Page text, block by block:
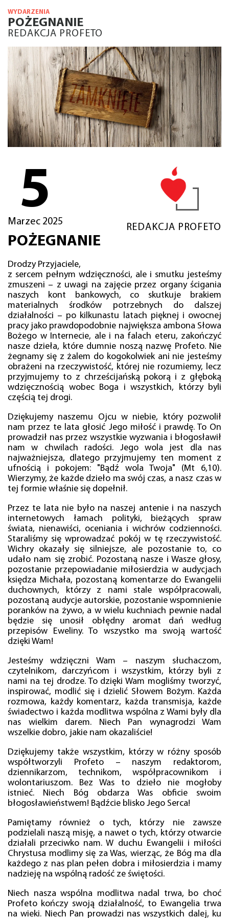
WYDARZENIA
POŻEGNANIE
REDAKCJA PROFETO
5
Marzec 2025
REDAKCJA PROFETO
POŻEGNANIE
Drodzy Przyjaciele,
z sercem pełnym wdzięczności, ale i smutku jesteśmy
zmuszeni – z uwagi na zajęcie przez organy ścigania
naszych kont bankowych, co skutkuje brakiem
materialnych środków potrzebnych do dalszej
działalności – po kilkunastu latach pięknej i owocnej
pracy jako prawdopodobnie największa ambona Słowa
Bożego w Internecie, ale i na falach eteru, zakończyć
nasze dzieła, które dumnie noszą nazwę Profeto. Nie
żegnamy się z żalem do kogokolwiek ani nie jesteśmy
obrażeni na rzeczywistość, której nie rozumiemy, lecz
przyjmujemy to z chrześcijańską pokorą i z głęboką
wdzięcznością wobec Boga i wszystkich, którzy byli
częścią tej drogi.
Dziękujemy naszemu Ojcu w niebie, który pozwolił
nam przez te lata głosić Jego miłość i prawdę. To On
prowadził nas przez wszystkie wyzwania i błogosławił
nam w chwilach radości. Jego wola jest dla nas
najważniejsza, dlatego przyjmujemy ten moment z
ufnością i pokojem: "Bądź wola Twoja" (Mt 6,10).
Wierzymy, że każde dzieło ma swój czas, a nasz czas w
tej formie właśnie się dopełnił.
Przez te lata nie było na naszej antenie i na naszych
internetowych łamach polityki, bieżących spraw
świata, nienawiści, oceniania i wichrów codzienności.
Staraliśmy się wprowadzać pokój w tę rzeczywistość.
Wichry okazały się silniejsze, ale pozostanie to, co
udało nam się zrobić. Pozostaną nasze i Wasze głosy,
pozostanie przepowiadanie miłosierdzia w audycjach
księdza Michała, pozostaną komentarze do Ewangelii
duchownych, którzy z nami stale współpracowali,
pozostaną audycje autorskie, pozostanie wspomnienie
poranków na żywo, a w wielu kuchniach pewnie nadal
będzie się unosił obłędny aromat dań według
przepisów Eweliny. To wszystko ma swoją wartość
dzięki Wam!
Jesteśmy wdzięczni Wam – naszym słuchaczom,
czytelnikom, darczyńcom i wszystkim, którzy byli z
nami na tej drodze. To dzięki Wam mogliśmy tworzyć,
inspirować, modlić się i dzielić Słowem Bożym. Każda
rozmowa, każdy komentarz, każda transmisja, każde
świadectwo i każda modlitwa wspólna z Wami były dla
nas wielkim darem. Niech Pan wynagrodzi Wam
wszelkie dobro, jakie nam okazaliście!
Dziękujemy także wszystkim, którzy w różny sposób
współtworzyli Profeto – naszym redaktorom,
dziennikarzom, technikom, współpracownikom i
wolontariuszom. Bez Was to dzieło nie mogłoby
istnieć. Niech Bóg obdarza Was obficie swoim
błogosławieństwem! Bądźcie blisko Jego Serca!
Pamiętamy również o tych, którzy nie zawsze
podzielali naszą misję, a nawet o tych, którzy otwarcie
działali przeciwko nam. W duchu Ewangelii i miłości
Chrystusa modlimy się za Was, wierząc, że Bóg ma dla
każdego z nas plan pełen dobra i miłosierdzia i mamy
nadzieję na wspólną radość ze świętości.
Niech nasza wspólna modlitwa nadal trwa, bo choć
Profeto kończy swoją działalność, to Ewangelia trwa
na wieki. Niech Pan prowadzi nas wszystkich dalej, ku